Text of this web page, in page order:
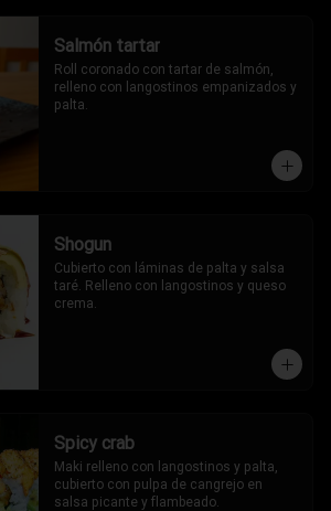
Salmón tartar
Roll coronado con tartar de salmón,
relleno con langostinos empanizados y
palta.
Shogun
Cubierto con láminas de palta y salsa
taré. Relleno con langostinos y queso
crema.
Spicy crab
Maki relleno con langostinos y palta,
cubierto con pulpa de cangrejo en
salsa picante y flambeado.